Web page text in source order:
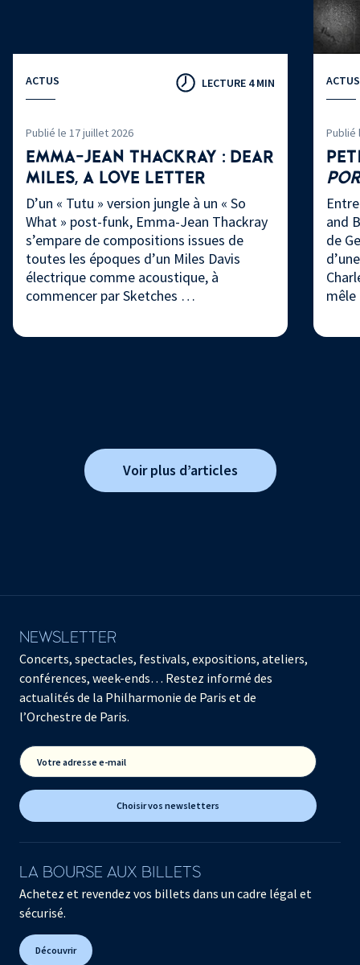
ACTUS LECTURE 4 MIN
Publié le 17 juillet 2026
EMMA-JEAN THACKRAY : DEAR
MILES, A LOVE LETTER
D’un « Tutu » version jungle à un « So
What » post-funk, Emma-Jean Thackray
s’empare de compositions issues de
toutes les époques d’un Miles Davis
électrique comme acoustique, à
commencer par Sketches …
ACTUS
Publié
and
de
Voir plus d’articles
NEWSLETTER
Concerts, spectacles, festivals, expositions, ateliers,
conférences, week-ends… Restez informé des
actualités de la Philharmonie de Paris et de
l’Orchestre de Paris.
Votre adresse e-mail
Choisir vos newsletters
LA BOURSE AUX BILLETS
Achetez et revendez vos billets dans un cadre légal et
sécurisé.
Découvrir